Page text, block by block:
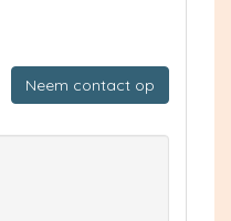
Neem contact op